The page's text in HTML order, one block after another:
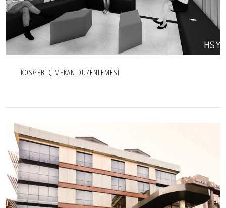
İÇ MEKAN,IC MEKAN,PROJE
KOSGEB İÇ MEKAN DÜZENLEMESİ